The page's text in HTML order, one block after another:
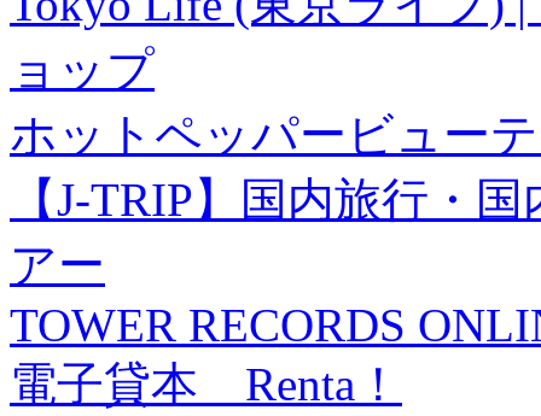
ョップ
ホットペッパービュー
【J-TRIP】国内旅行・
アー
TOWER RECORDS
電子貸本 Renta！